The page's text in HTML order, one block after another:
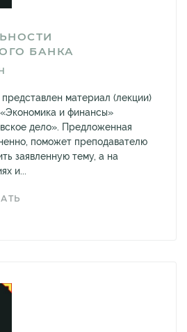
БАНКА
материал (лекции)
и финансы»
дело». Предложенная
поможет преподавателю
заявленную тему, а на
и...